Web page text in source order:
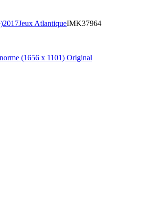
2017Jeux AtlantiqueIMK37964
(1656 x 1101) Original